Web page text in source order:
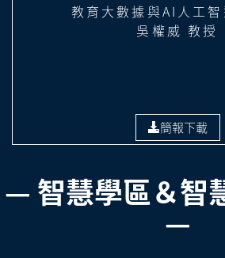
教育大數據與AI人工智
吳權威 教授
簡報下載
— 智慧學區＆智
—